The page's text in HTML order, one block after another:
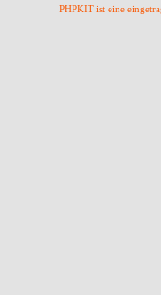
PHPKIT ist eine